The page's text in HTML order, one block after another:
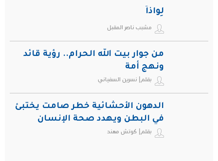
لِواذاً
مشبب ناصر المقبل
من جوار بيت الله الحرام.. رؤية قائد
ونهج أمة
بقلم| نسرين السفياني
الدهون الأحشائية خطر صامت يختبئ
في البطن ويهدد صحة الإنسان
بقلم| كوتش مهند